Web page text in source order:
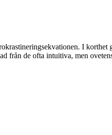
I
de ofta intuitiva, men